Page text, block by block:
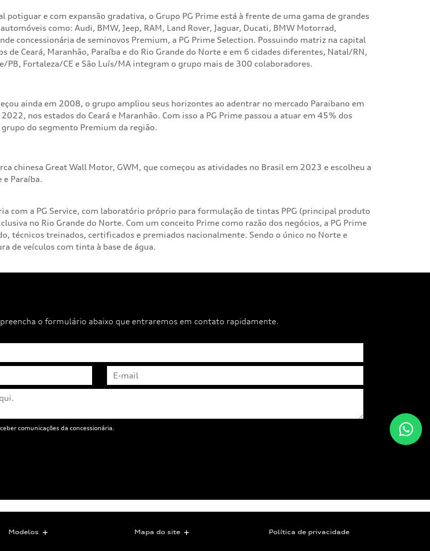
e com expansão gradativa, o Grupo PG Prime está à frente de uma gama de grandes
como: Audi, BMW, Jeep, RAM, Land Rover, Jaguar, Ducati, BMW Motorrad,
concessionária de seminovos Premium, a PG Prime Selection. Possuindo matriz na capital
de Ceará, Maranhão, Paraíba e do Rio Grande do Norte e em 6 cidades diferentes, Natal/RN,
PB, Fortaleza/CE e São Luís/MA integram o grupo mais de 300 colaboradores.
ainda em 2008, o grupo ampliou seus horizontes ao adentrar no mercado Paraibano em
nos estados do Ceará e Maranhão. Com isso a PG Prime passou a atuar em 45% dos
do segmento Premium da região.
chinesa Great Wall Motor, GWM, que começou as atividades no Brasil em 2023 e escolheu a
e Paraíba.
com a PG Service, com laboratório próprio para formulação de tintas PPG (principal produto
no Rio Grande do Norte. Com um conceito Prime como razão dos negócios, a PG Prime
técnicos treinados, certificados e premiados nacionalmente. Sendo o único no Norte e
de veículos com tinta à base de água.
o formulário abaixo que entraremos em contato rapidamente.
comunicações da concessionária.
Modelos Mapa do site Política de privacidade